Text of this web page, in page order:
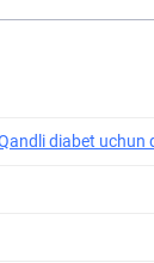
diabet uchun